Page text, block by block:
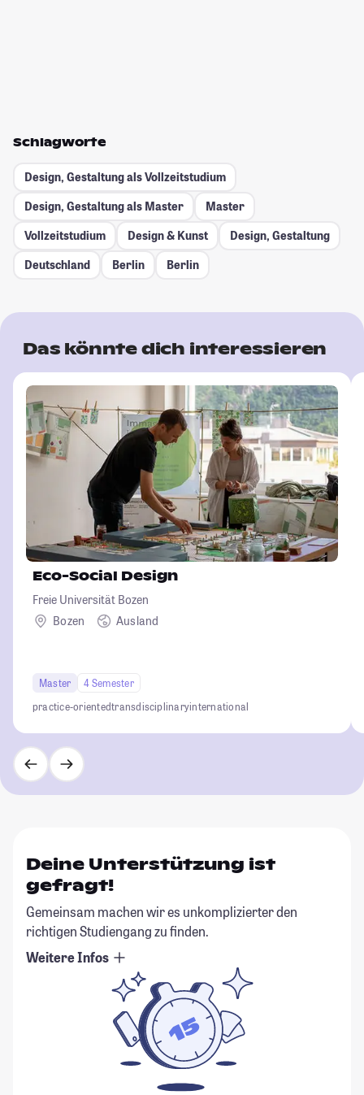
Schlagworte
Design, Gestaltung als Vollzeitstudium
Design, Gestaltung als Master
Master
Vollzeitstudium
Design & Kunst
Design, Gestaltung
Deutschland
Berlin Berlin
Das könnte dich interessieren
Eco-Social Design
Freie Universität Bozen
Bozen
Ausland
Master
4 Semester
practice-orientedtransdisciplinaryinternational
Deine Unterstützung ist
gefragt!
Gemeinsam machen wir es unkomplizierter den
richtigen Studiengang zu finden.
Weitere Infos